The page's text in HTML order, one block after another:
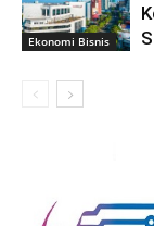
Ekonomi Bisnis